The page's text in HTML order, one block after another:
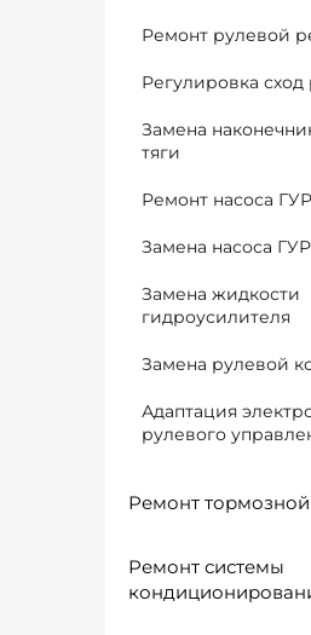
Ремонт рулевой
Регулировка сход
Замена
тяги
Ремонт насоса ГУР
Замена насоса ГУР
Замена жидкости
гидроусилителя
Замена рулевой
Адаптация
рулевого
Ремонт
Ремонт системы